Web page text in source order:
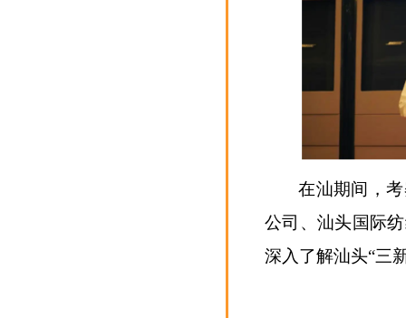
在汕期间，
公司、汕头国际
深入了解汕头“三